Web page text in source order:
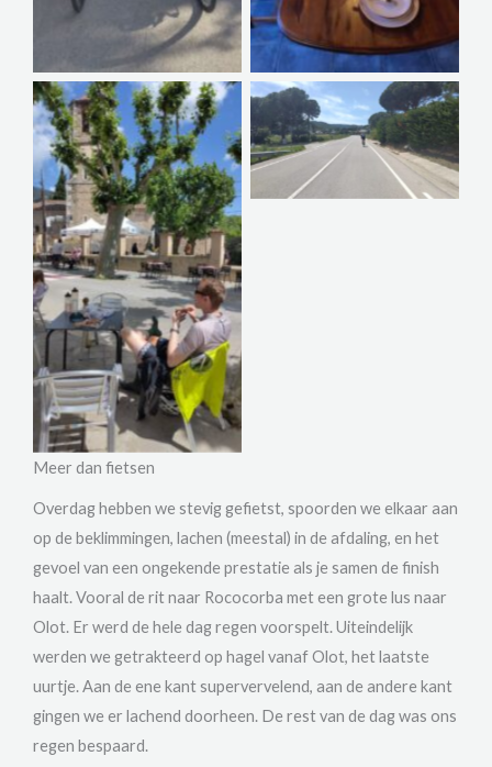
Geen bijschrift
Geen bijschrift
Meer dan fietsen
Overdag hebben we stevig gefietst, spoorden we elkaar aan
op de beklimmingen, lachen (meestal) in de afdaling, en het
gevoel van een ongekende prestatie als je samen de finish
haalt. Vooral de rit naar Rococorba met een grote lus naar
Olot. Er werd de hele dag regen voorspelt. Uiteindelijk
werden we getrakteerd op hagel vanaf Olot, het laatste
uurtje. Aan de ene kant supervervelend, aan de andere kant
gingen we er lachend doorheen. De rest van de dag was ons
regen bespaard.